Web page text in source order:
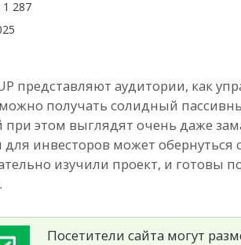
1 287
представляют аудитории, как
получать солидный
этом выглядят очень даже
для инвесторов может
изучили проект, и готовы
Посетители сайта могут